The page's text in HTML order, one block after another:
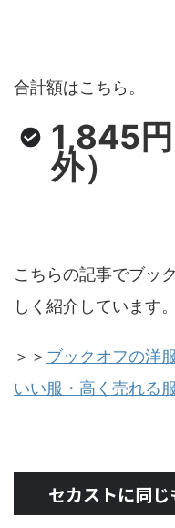
合計額はこちら。
1,845
外）
こちらの記事でブッ
しく紹介しています。
＞＞ ブックオフの洋
いい服・高く売れる
セカストに同